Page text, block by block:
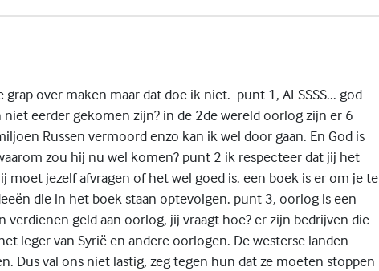
over maken maar dat doe ik niet. punt 1, ALSSSS... god
niet eerder gekomen zijn? in de 2de wereld oorlog zijn er 6
Russen vermoord enzo kan ik wel door gaan. En God is
zou hij nu wel komen? punt 2 ik respecteer dat jij het
moet jezelf afvragen of het wel goed is. een boek is er om je te
die in het boek staan optevolgen. punt 3, oorlog is een
verdienen geld aan oorlog, jij vraagt hoe? er zijn bedrijven die
leger van Syrië en andere oorlogen. De westerse landen
Dus val ons niet lastig, zeg tegen hun dat ze moeten stoppen